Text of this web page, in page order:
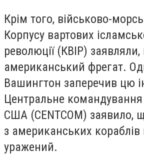
Крім того, військово-
Корпусу вартових
революції (КВІР)
американський фрегат.
Вашингтон заперечив цю
Центральне командування
США (CENTCOM) заявило,
з американських кораблів
уражений.